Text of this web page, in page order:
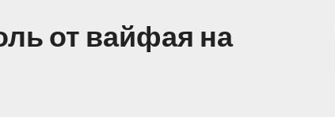
от вайфая на